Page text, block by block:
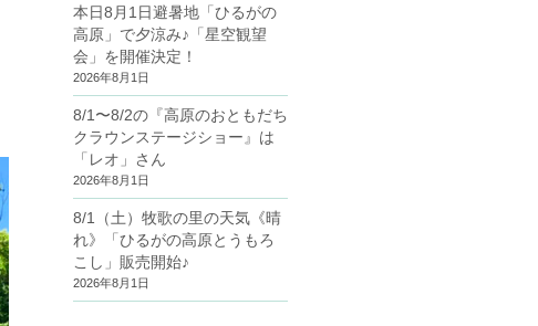
本日8月1日避暑地「ひるがの
高原」で夕涼み♪「星空観望
会」を開催決定！
2026年8月1日
8/1〜8/2の『高原のおともだち
クラウンステージショー』は
「レオ」さん
2026年8月1日
8/1（土）牧歌の里の天気《晴
れ》「ひるがの高原とうもろ
こし」販売開始♪
2026年8月1日